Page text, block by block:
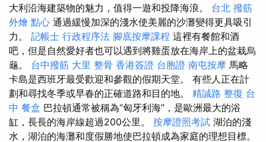
大利沿海建築物的魅力，值得一遊和投降海浪。 台北 撥筋
外燴 點心 通過緩慢加深的淺水使美麗的沙灘變得更具吸引
力。 記帳士 行政程序法 腳底按摩課程 這裡有餐館和酒
吧，但是自然愛好者也可以遇到將雞蛋放在海岸上的盆栽烏
龜。 台中撥筋 大里 整骨 香港簽證 台胞證 南屯按摩 馬略
卡島是西班牙最受歡迎和參觀的假期天堂。 有些人正在計
劃和尋找冬季或早春的正確道路和目的地。 精誠路 整復 台
中 餐盒 巴拉頓通常被稱為“匈牙利海”，是歐洲最大的浴
缸，長長的海岸線超過200公里。 按摩證照考試 湖泊的淺
水，湖泊的海灘和度假勝地使巴拉頓成為家庭的理想目標。